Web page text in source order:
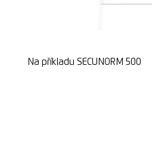
Na příkladu SECUNORM 500